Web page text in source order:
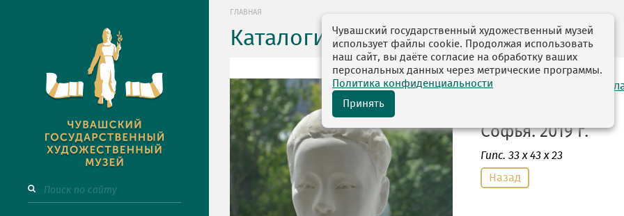
ГЛАВНАЯ
Каталоги выставок
автор: Егоров Николай
Софья. 2019 г.
Гипс. 33 х 43 х 23
Назад
Чувашский государственный художественный музей
использует файлы cookie. Продолжая использовать
наш сайт, вы даёте согласие на обработку ваших
персональных данных через метрические программы.
Политика конфиденциальности
Принять